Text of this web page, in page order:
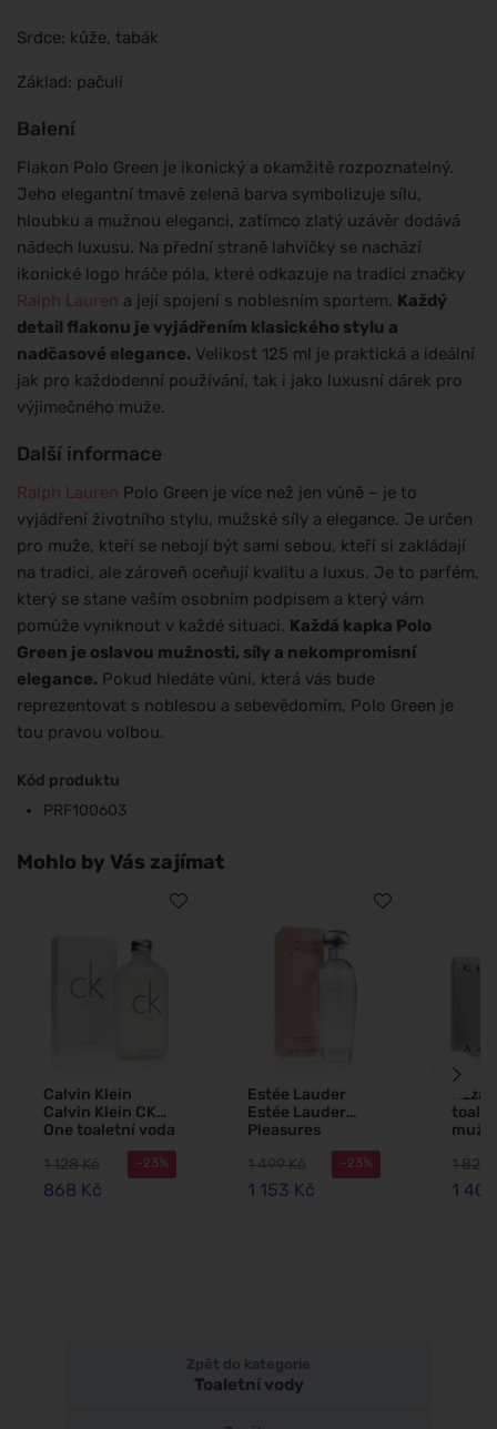
Srdce: kůže, tabák
Základ: pačuli
Balení
Flakon Polo Green je ikonický a okamžitě rozpoznatelný.
Jeho elegantní tmavě zelená barva symbolizuje sílu,
hloubku a mužnou eleganci, zatímco zlatý uzávěr dodává
nádech luxusu. Na přední straně lahvičky se nachází
ikonické logo hráče póla, které odkazuje na tradici značky
Ralph Lauren a její spojení s noblesním sportem. Každý
detail flakonu je vyjádřením klasického stylu a
nadčasové elegance. Velikost 125 ml je praktická a ideální
jak pro každodenní používání, tak i jako luxusní dárek pro
výjimečného muže.
Další informace
Ralph Lauren Polo Green je více než jen vůně – je to
vyjádření životního stylu, mužské síly a elegance. Je určen
pro muže, kteří se nebojí být sami sebou, kteří si zakládají
na tradici, ale zároveň oceňují kvalitu a luxus. Je to parfém,
který se stane vaším osobním podpisem a který vám
pomůže vyniknout v každé situaci. Každá kapka Polo
Green je oslavou mužnosti, síly a nekompromisní
elegance. Pokud hledáte vůni, která vás bude
reprezentovat s noblesou a sebevědomím, Polo Green je
tou pravou volbou.
Kód produktu
PRF100603
Mohlo by Vás zajímat
Calvin Klein
Calvin Klein CK
One toaletní voda
1 128 Kč
868 Kč
-23%
Estée Lauder
Estée Lauder
Pleasures
parfémovaná
voda pro ženy
1 499 Kč
1 153 Kč
-23%
1 821
1
Zpět do kategorie
Toaletní vody